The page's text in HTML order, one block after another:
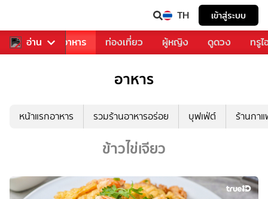
TH เข้าสู่ระบบ
อ่าน
การเพลง อาหาร ท่องเที่ยว ผู้หญิง ดูดวง ทรู
อาหาร
หน้าแรกอาหาร รวมร้านอาหารอร่อย บุฟเฟ่ต์ ร้านกา
ข้าวไข่เจียว